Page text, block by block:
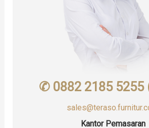
✆ 0882 2185 5255
Kantor Pemasaran